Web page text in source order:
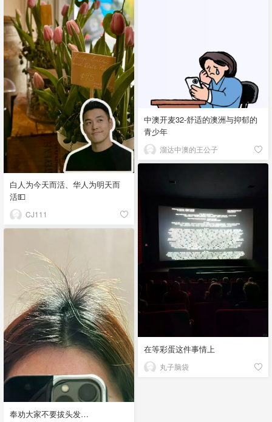
中澳开麦32-舒适的澳洲与抑郁的
青少年
溜达中澳的王公子
白人为今天而活、华人为明天而
活💵
CJ111
在等彩蛋这件事情上
丸子脑袋
奉劝大家不要拔头发…